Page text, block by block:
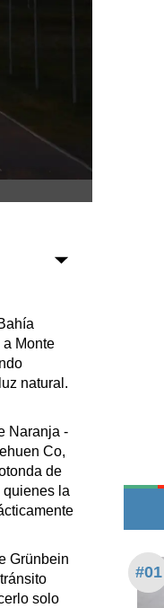
Monte
natural.
Naranja -
Co,
de
quienes la
Grünbein
solo
#01